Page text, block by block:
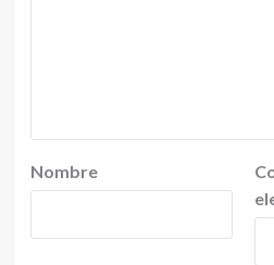
Nombre